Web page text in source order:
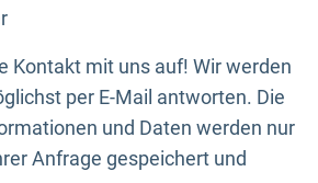
Kontakt mit uns auf! Wir werden
per E-Mail antworten. Die
und Daten werden nur
Anfrage gespeichert und